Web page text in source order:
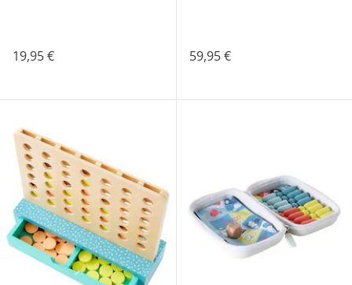
19,95 € 59,95 €